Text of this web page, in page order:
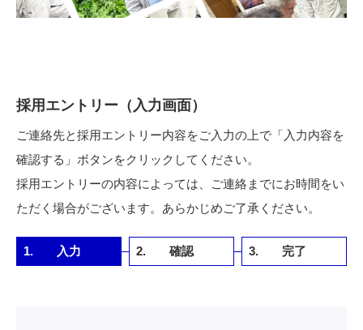
採用エントリー（入力画面）
ご連絡先と採用エントリー内容をご入力の上で「入力内容を
確認する」ボタンをクリックしてください。
採用エントリーの内容によっては、ご連絡までにお時間をい
ただく場合がございます。あらかじめご了承ください。
1. 入力 2. 確認 3. 完了